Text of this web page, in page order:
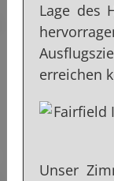
Lage des
erreichen
Unser